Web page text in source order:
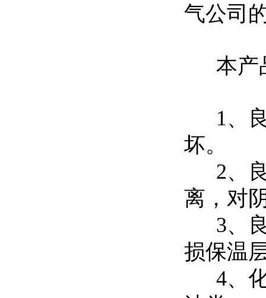
气公司
本产
1、良
坏。
2、良
离，对
3、良
损保温
4、化